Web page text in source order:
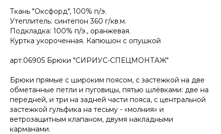
Ткань "Оксфорд", 100% п/э.
Утеплитель: синтепон 360 г/кв.м.
Подкладка: 100% п/э., оранжевая.
Куртка укороченная. Капюшон с опушкой
арт.06905 Брюки "СИРИУС-СПЕЦМОНТАЖ"
Брюки прямые с широким поясом, с застежкой на две
обметанные петли и пуговицы, пятью шлёвками: две на
передней, и три на задней части пояса, с центральной
застежкой гульфика на тесьму - «молния» и
ветрозащитным клапаном, двумя накладными
карманами.